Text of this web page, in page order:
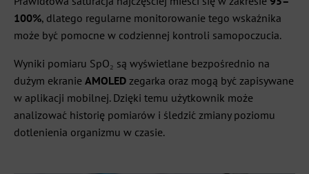
100%, dlatego regularne monitorowanie tego wskaźnika
może być pomocne w codziennej kontroli samopoczucia.
Wyniki pomiaru SpO₂ są wyświetlane bezpośrednio na
dużym ekranie AMOLED zegarka oraz mogą być zapisywane
w aplikacji mobilnej. Dzięki temu użytkownik może
analizować historię pomiarów i śledzić zmiany poziomu
dotlenienia organizmu w czasie.